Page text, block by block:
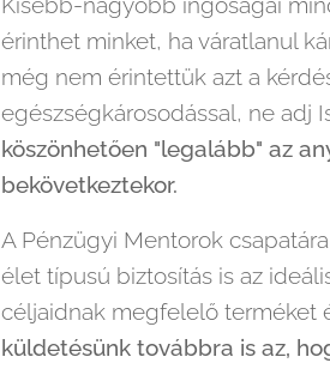
érinthet minket, ha váratlanul
még nem érintettük azt a
egészségkárosodással, ne adj
köszönhetően "legalább" az
bekövetkeztekor.
A Pénzügyi Mentorok
élet típusú biztosítás is az
céljaidnak megfelelő terméket
küldetésünk továbbra is az,